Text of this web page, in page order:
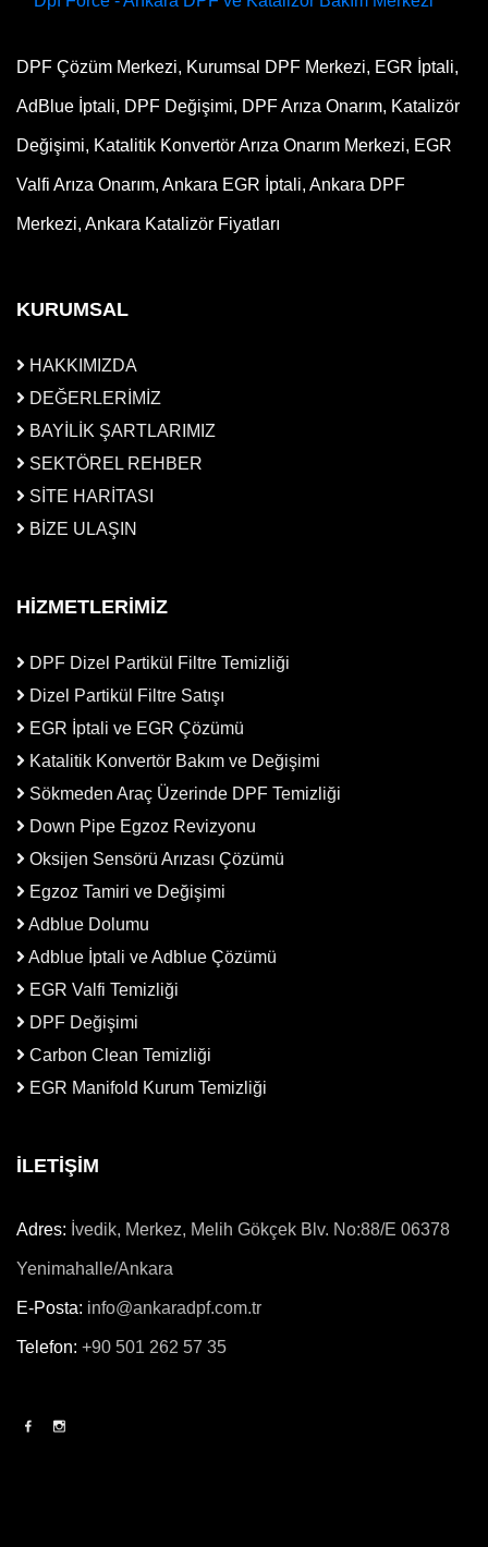
DPF Çözüm Merkezi, Kurumsal DPF Merkezi, EGR İptali,
AdBlue İptali, DPF Değişimi, DPF Arıza Onarım, Katalizör
Değişimi, Katalitik Konvertör Arıza Onarım Merkezi, EGR
Valfi Arıza Onarım, Ankara EGR İptali, Ankara DPF
Merkezi, Ankara Katalizör Fiyatları
KURUMSAL
HAKKIMIZDA
DEĞERLERİMİZ
BAYİLİK ŞARTLARIMIZ
SEKTÖREL REHBER
SİTE HARİTASI
BİZE ULAŞIN
HİZMETLERİMİZ
DPF Dizel Partikül Filtre Temizliği
Dizel Partikül Filtre Satışı
EGR İptali ve EGR Çözümü
Katalitik Konvertör Bakım ve Değişimi
Sökmeden Araç Üzerinde DPF Temizliği
Down Pipe Egzoz Revizyonu
Oksijen Sensörü Arızası Çözümü
Egzoz Tamiri ve Değişimi
Adblue Dolumu
Adblue İptali ve Adblue Çözümü
EGR Valfi Temizliği
DPF Değişimi
Carbon Clean Temizliği
EGR Manifold Kurum Temizliği
İLETİŞİM
Adres: İvedik, Merkez, Melih Gökçek Blv. No:88/E 06378
Yenimahalle/Ankara
E-Posta: info@ankaradpf.com.tr
Telefon: +90 501 262 57 35